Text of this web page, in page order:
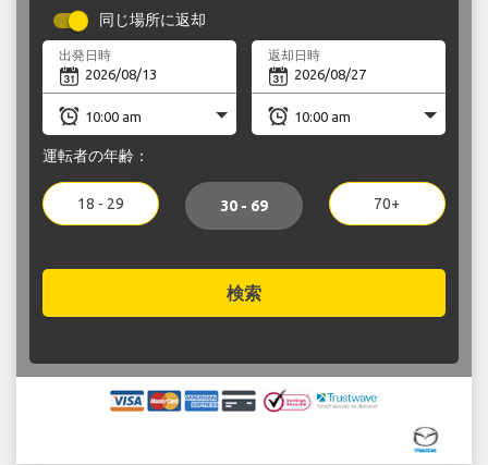
同じ場所に返却
出発日時 返却日時
運転者の年齢：
18 - 29 30 - 69 70+
検索